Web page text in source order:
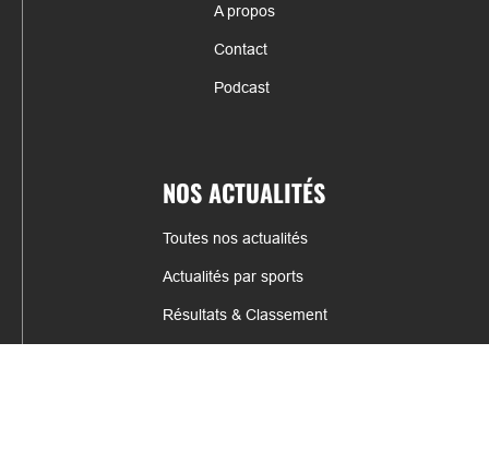
A propos
Contact
Podcast
NOS ACTUALITÉS
Toutes nos actualités
Actualités par sports
Résultats & Classement